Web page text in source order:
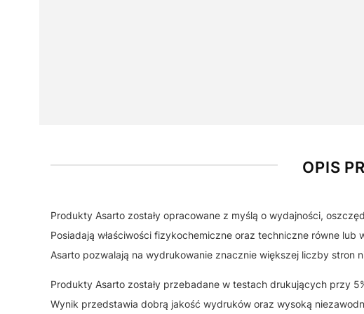
OPIS
Produkty Asarto zostały opracowane z myślą o wydajności,
Posiadają właściwości fizykochemiczne oraz techniczne równe
Asarto pozwalają na wydrukowanie znacznie większej liczby stron
Produkty Asarto zostały przebadane w testach drukujących przy
Wynik przedstawia dobrą jakość wydruków oraz wysoką